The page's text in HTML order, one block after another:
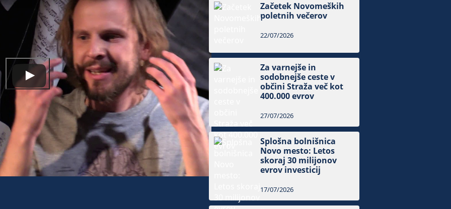
Začetek Novomeških
poletnih večerov
22/07/2026
Za varnejše in
sodobnejše ceste v
občini Straža več kot
400.000 evrov
27/07/2026
Splošna bolnišnica
Novo mesto: Letos
skoraj 30 milijonov
evrov investicij
17/07/2026